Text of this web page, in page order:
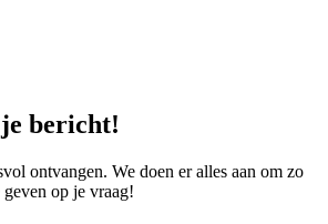
bericht!
ontvangen. We doen er alles aan om zo
op je vraag!